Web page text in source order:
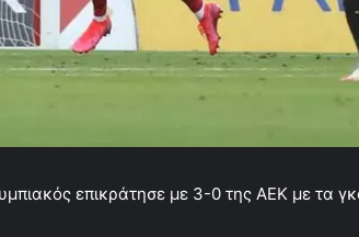
επικράτησε με 3-0 της ΑΕΚ με τα